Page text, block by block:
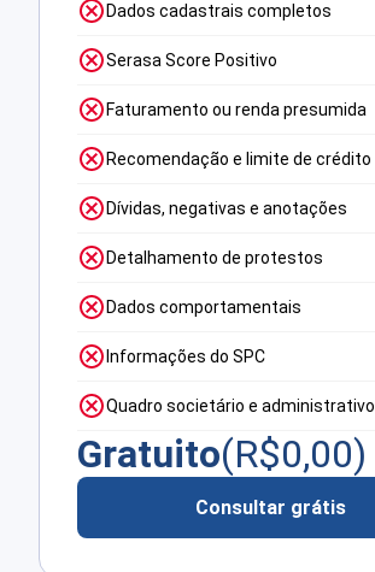
Dados cadastrais completos
Serasa Score Positivo
Faturamento ou renda presumida
Recomendação e limite de crédito
Dívidas, negativas e anotações
Detalhamento de protestos
Dados comportamentais
Informações do SPC
Quadro societário e administrativo
Gratuito(R$0,00)
Consultar grátis